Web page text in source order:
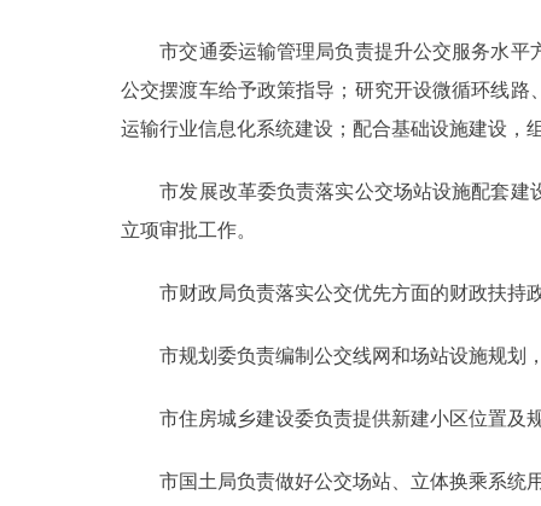
市交通委运输管理局负责提升公交服务水平
公交摆渡车给予政策指导；研究开设微循环线
运输行业信息化系统建设；配合基础设施建设，
市发展改革委负责落实公交场站设施配套建
立项审批工作。
市财政局负责落实公交优先方面的财政扶持
市规划委负责编制公交线网和场站设施规划，
市住房城乡建设委负责提供新建小区位置及
市国土局负责做好公交场站、立体换乘系统